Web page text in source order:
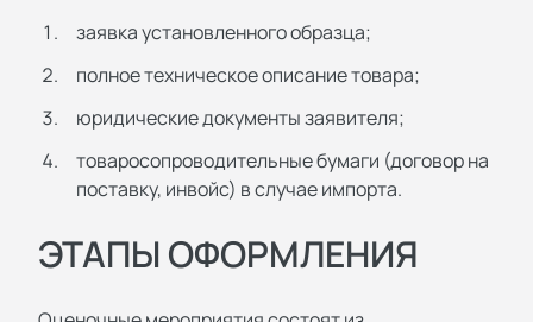
заявка установленного образца;
полное техническое описание товара;
юридические документы заявителя;
товаросопроводительные бумаги (договор на
поставку, инвойс) в случае импорта.
ЭТАПЫ ОФОРМЛЕНИЯ